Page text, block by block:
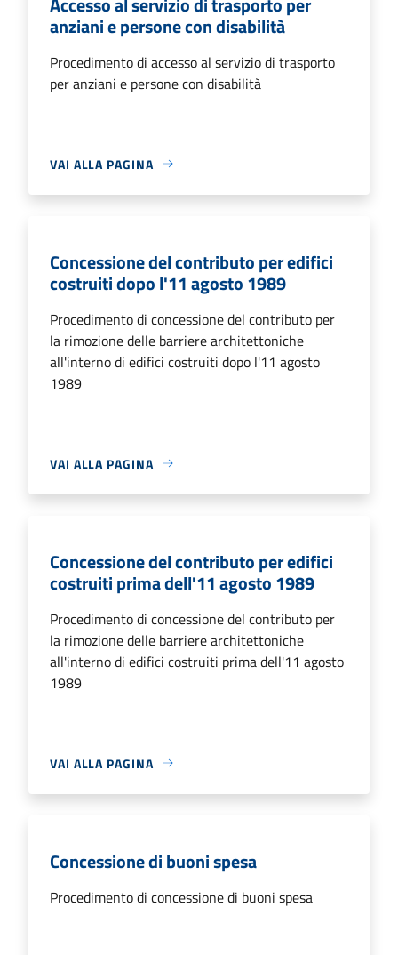
anziani e persone con disabilità
Procedimento di accesso al servizio di trasporto
per anziani e persone con disabilità
VAI ALLA PAGINA
Concessione del contributo per edifici
costruiti dopo l'11 agosto 1989
Procedimento di concessione del contributo per
la rimozione delle barriere architettoniche
all'interno di edifici costruiti dopo l'11 agosto
1989
VAI ALLA PAGINA
Concessione del contributo per edifici
costruiti prima dell'11 agosto 1989
Procedimento di concessione del contributo per
la rimozione delle barriere architettoniche
all'interno di edifici costruiti prima dell'11 agosto
1989
VAI ALLA PAGINA
Concessione di buoni spesa
Procedimento di concessione di buoni spesa